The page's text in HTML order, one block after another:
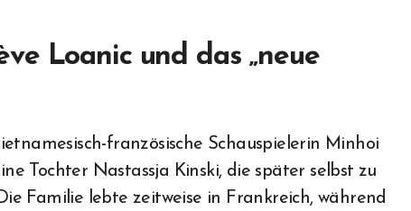
Loanic und das „neue
französische Schauspielerin Minhoi
Tochter Nastassja Kinski, die später selbst zu
Familie lebte zeitweise in Frankreich, während